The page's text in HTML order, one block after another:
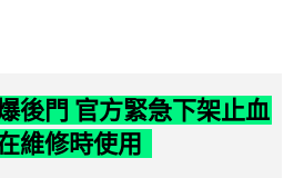
後門 官方緊急下架止血
維修時使用